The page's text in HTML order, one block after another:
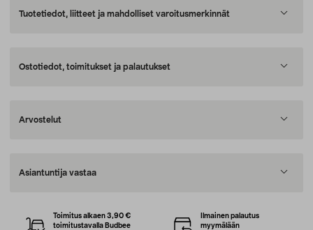
Tuotetiedot, liitteet ja mahdolliset varoitusmerkinnät
Ostotiedot, toimitukset ja palautukset
Arvostelut
Asiantuntija vastaa
Toimitus alkaen 3,90 €
toimitustavalla Budbee
Ilmainen palautus
myymälään